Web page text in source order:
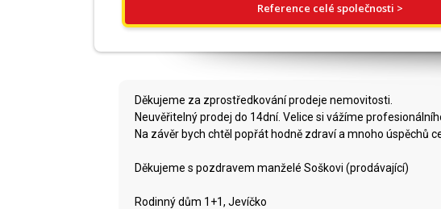
Reference celé společnosti >
Děkujeme za zprostředkování prodeje nemovitosti.
Neuvěřitelný prodej do 14dní. Velice si vážíme
Na závěr bych chtěl popřát hodně zdraví a mnoho úspěchů
Děkujeme s pozdravem manželé Soškovi (prodávající)
Rodinný dům 1+1, Jevíčko